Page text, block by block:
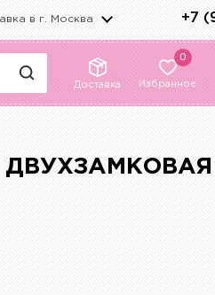
в г. Москва +7
Доставка
0
Избранное